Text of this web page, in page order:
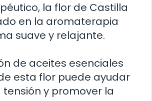
la flor de Castilla
en la aromaterapia
suave y relajante.
de aceites esenciales
esta flor puede ayudar
tensión y promover la